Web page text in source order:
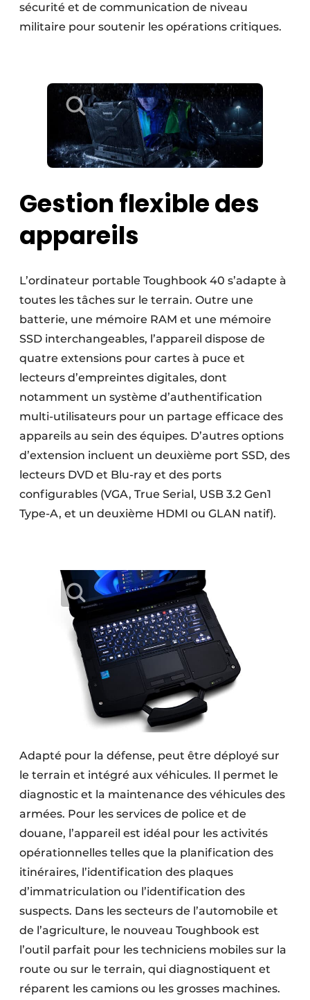
sécurité et de communication de niveau
militaire pour soutenir les opérations critiques.
Gestion flexible des
appareils
L’ordinateur portable Toughbook 40 s’adapte à
toutes les tâches sur le terrain. Outre une
batterie, une mémoire RAM et une mémoire
SSD interchangeables, l’appareil dispose de
quatre extensions pour cartes à puce et
lecteurs d’empreintes digitales, dont
notamment un système d’authentification
multi-utilisateurs pour un partage efficace des
appareils au sein des équipes. D’autres options
d’extension incluent un deuxième port SSD, des
lecteurs DVD et Blu-ray et des ports
configurables (VGA, True Serial, USB 3.2 Gen1
Type-A, et un deuxième HDMI ou GLAN natif).
Adapté pour la défense, peut être déployé sur
le terrain et intégré aux véhicules. Il permet le
diagnostic et la maintenance des véhicules des
armées. Pour les services de police et de
douane, l’appareil est idéal pour les activités
opérationnelles telles que la planification des
itinéraires, l’identification des plaques
d’immatriculation ou l’identification des
suspects. Dans les secteurs de l’automobile et
de l’agriculture, le nouveau Toughbook est
l’outil parfait pour les techniciens mobiles sur la
route ou sur le terrain, qui diagnostiquent et
réparent les camions ou les grosses machines.